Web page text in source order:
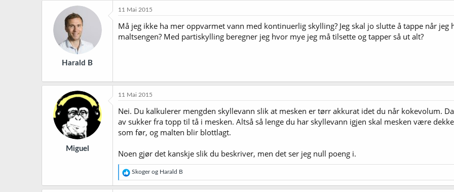
Harald B
11 Mai 2015
Må jeg ikke ha mer oppvarmet vann med kontinuerlig skylling? Jeg skal jo slutte å tappe når
maltsengen? Med partiskylling beregner jeg hvor mye jeg må tilsette og tapper så ut alt?
Miguel
11 Mai 2015
Nei. Du kalkulerer mengden skyllevann slik at mesken er tørr akkurat idet du når kokevolum.
av sukker fra topp til tå i mesken. Altså så lenge du har skyllevann igjen skal mesken være
som før, og malten blir blottlagt.
Noen gjør det kanskje slik du beskriver, men det ser jeg null poeng i.
R
e
a
Skogerog Harald B